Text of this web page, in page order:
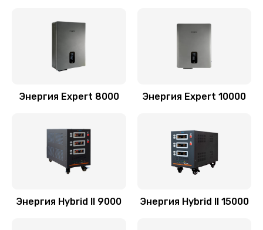
Энергия Expert 8000 Энергия Expert 10000
Энергия Hybrid II 9000 Энергия Hybrid II 15000